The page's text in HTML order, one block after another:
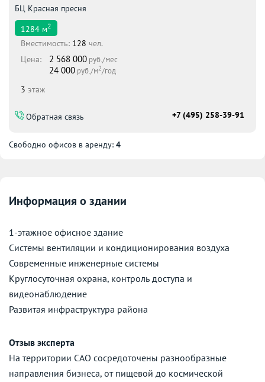
БЦ Красная пресня
1284 м2
Вместимоcть: 128 чел.
Цена:
2 568 000 руб./мес
24 000 руб./м2/год
3 этаж
Обратная связь +7 (495) 258-39-91
Свободно офисов в аренду: 4
Информация о здании
1-этажное офисное здание
Системы вентиляции и кондиционирования воздуха
Современные инженерные системы
Круглосуточная охрана, контроль доступа и
видеонаблюдение
Развитая инфраструктура района
Отзыв эксперта
На территории САО сосредоточены разнообразные
направления бизнеса, от пищевой до космической